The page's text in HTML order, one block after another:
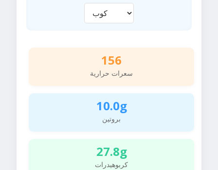
156
سعرات حرارية
10.0g
بروتين
27.8g
كربوهيدرات